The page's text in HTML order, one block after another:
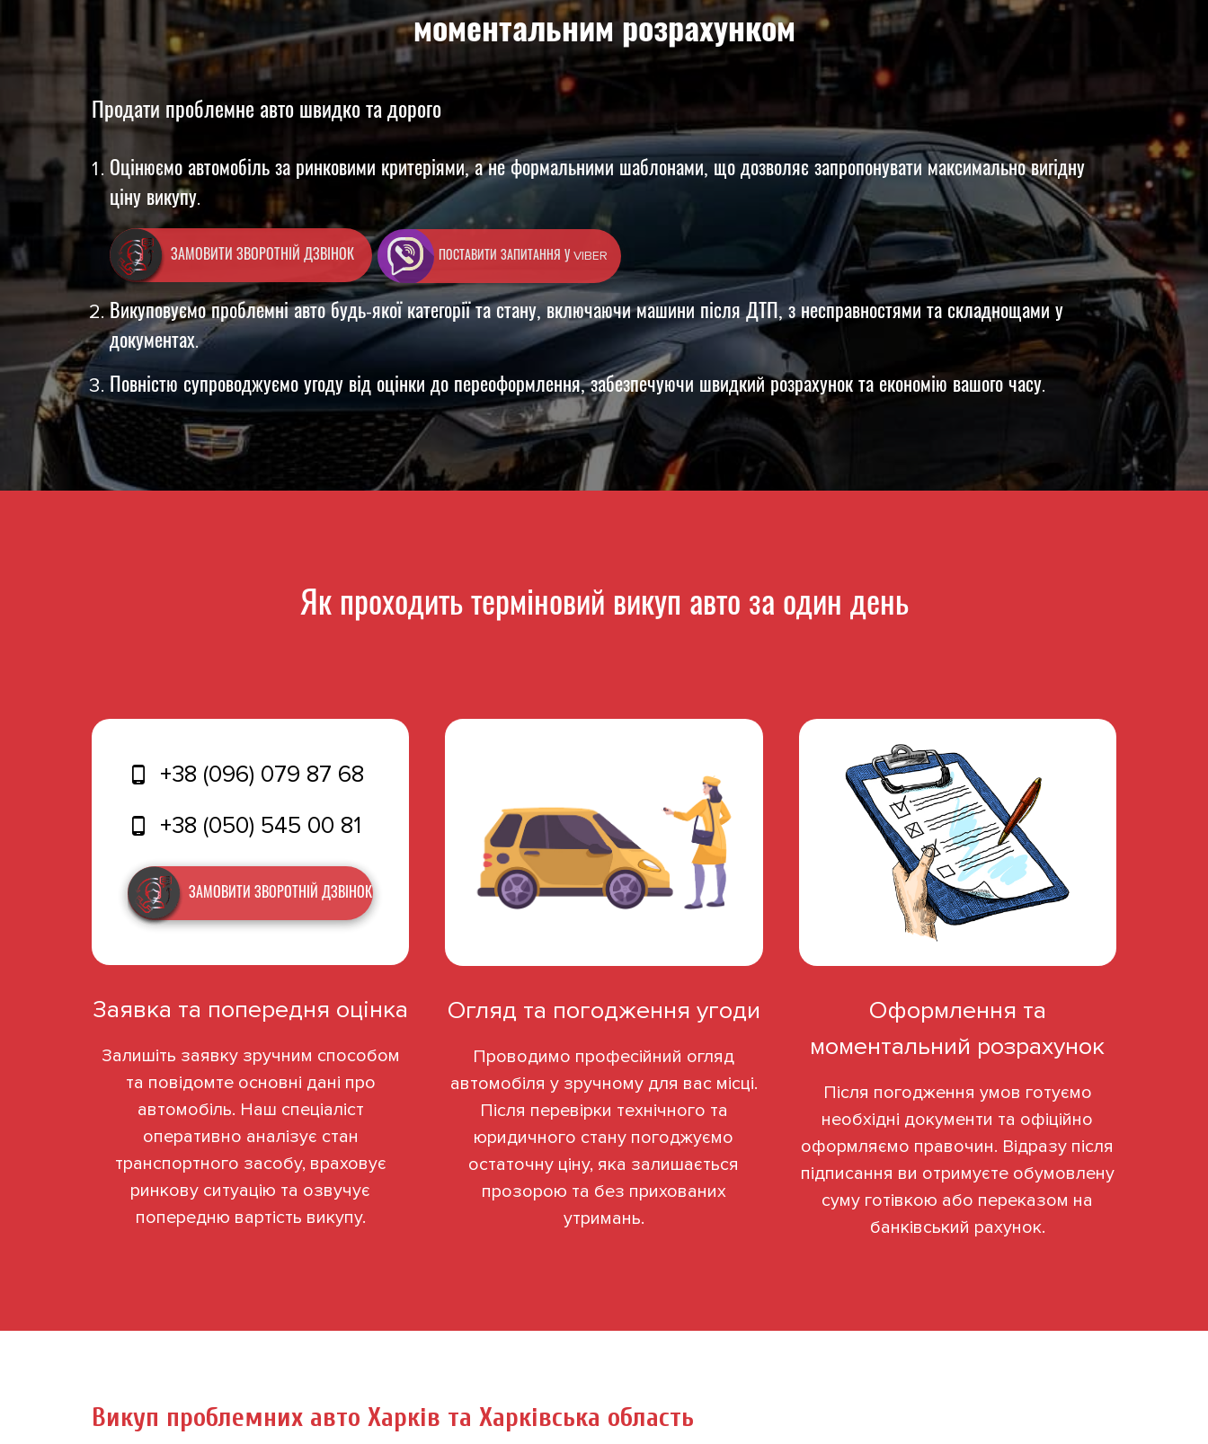
моментальним розрахунком
Продати проблемне авто швидко та дорого
Оцінюємо автомобіль за ринковими критеріями, а не формальними шаблонами, що дозволяє запропонувати максимально вигідну
ціну викупу.
ЗАМОВИТИ ЗВОРОТНІЙ ДЗВІНОК ПОСТАВИТИ ЗАПИТАННЯ У VIBER
Викуповуємо проблемні авто будь-якої категорії та стану, включаючи машини після ДТП, з несправностями та складнощами у
документах.
Повністю супроводжуємо угоду від оцінки до переоформлення, забезпечуючи швидкий розрахунок та економію вашого часу.
Як проходить терміновий викуп авто за один день
+38 (096) 079 87 68
+38 (050) 545 00 81
ЗАМОВИТИ ЗВОРОТНІЙ ДЗВІНОК
Заявка та попередня оцінка
Залишіть заявку зручним способом
та повідомте основні дані про
автомобіль. Наш спеціаліст
оперативно аналізує стан
транспортного засобу, враховує
ринкову ситуацію та озвучує
попередню вартість викупу.
Огляд та погодження угоди
Проводимо професійний огляд
автомобіля у зручному для вас місці.
Після перевірки технічного та
юридичного стану погоджуємо
остаточну ціну, яка залишається
прозорою та без прихованих
утримань.
Оформлення та
моментальний розрахунок
Після погодження умов готуємо
необхідні документи та офіційно
оформляємо правочин. Відразу після
підписання ви отримуєте обумовлену
суму готівкою або переказом на
банківський рахунок.
Викуп проблемних авто Харків та Харківська область